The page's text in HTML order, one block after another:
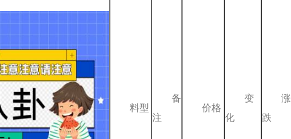
料型
备
注
价格
变
化
涨
跌